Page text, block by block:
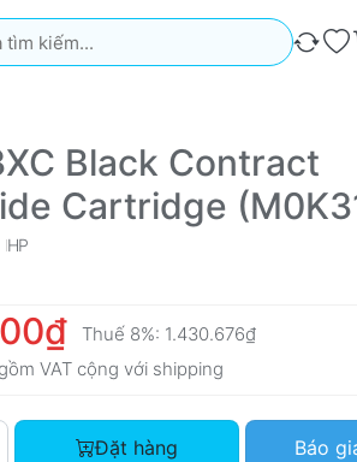
Kết quả sẽ tự động xuất hiện khi
So
Black Contract
Cartridge
HP
Thuế 8%: 1.430.676₫
VAT cộng với shipping
HP 993XC Black Contract PageWide
Đặt hàng Báo